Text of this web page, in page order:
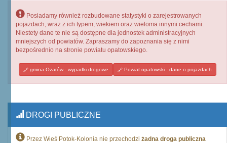
Posiadamy również rozbudowane statystyki o zarejestrowanych
pojazdach, wraz z ich typem, wiekiem oraz wieloma innymi cechami.
Niestety dane te nie są dostępne dla jednostek administracyjnych
mniejszych od powiatów. Zapraszamy do zapoznania się z nimi
bezpośrednio na stronie powiatu opatowskiego.
gmina Ożarów - wypadki drogowe Powiat opatowski - dane o pojazdach
DROGI PUBLICZNE
Przez Wieś Potok-Kolonia nie przechodzi żadna droga publiczna